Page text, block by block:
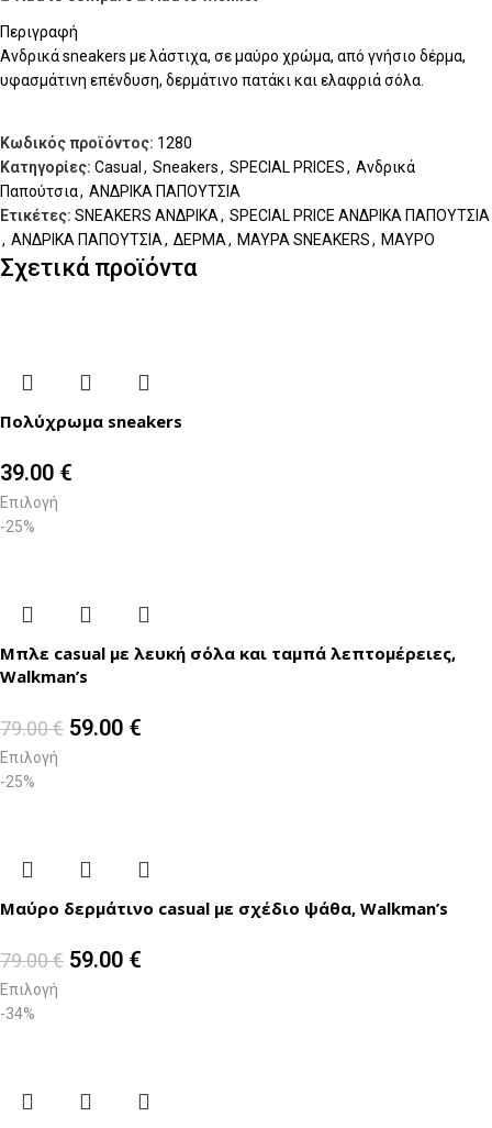
Περιγραφή
Ανδρικά sneakers με λάστιχα, σε μαύρο χρώμα, από γνήσιο δέρμα,
υφασμάτινη επένδυση, δερμάτινο πατάκι και ελαφριά σόλα.
Κωδικός προϊόντος: 1280
Κατηγορίες: Casual , Sneakers, SPECIAL PRICES, Ανδρικά
Παπούτσια, ΑΝΔΡΙΚΑ ΠΑΠΟΥΤΣΙΑ
Ετικέτες: SNEAKERS ΑΝΔΡΙΚΑ, SPECIAL PRICE ΑΝΔΡΙΚΑ ΠΑΠΟΥΤΣΙΑ
, ΑΝΔΡΙΚΑ ΠΑΠΟΥΤΣΙΑ, ΔΕΡΜΑ, ΜΑΥΡΑ SNEAKERS, ΜΑΥΡΟ
Σχετικά προϊόντα
Πολύχρωμα sneakers
39.00 €
Επιλογή
-25%
Μπλε casual με λευκή σόλα και ταμπά λεπτομέρειες,
Walkman’s
79.00€ 59.00 €
Επιλογή
-25%
Μαύρο δερμάτινο casual με σχέδιο ψάθα, Walkman’s
79.00€ 59.00 €
Επιλογή
-34%